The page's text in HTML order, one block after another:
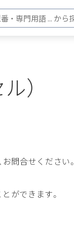
）
問合せください。
ができます。